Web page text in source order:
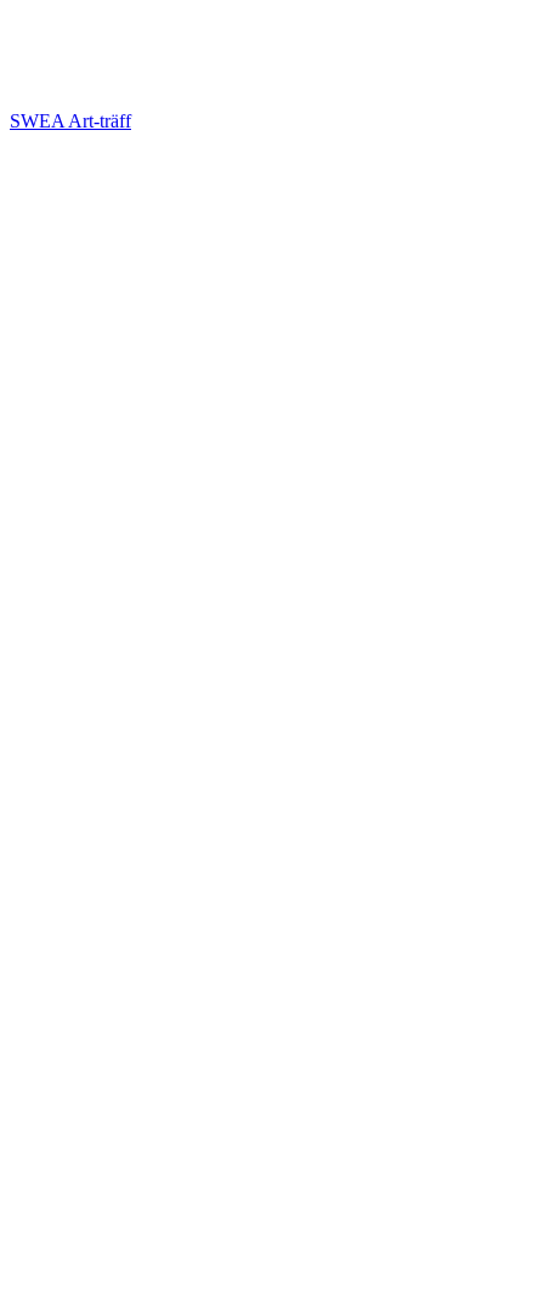
SWEA Art-träff